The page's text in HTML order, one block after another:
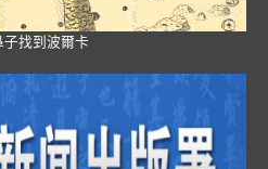
子找到波爾卡